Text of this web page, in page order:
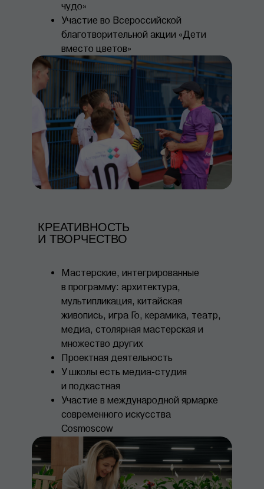
чудо»
Участие во Всероссийской
благотворительной акции «Дети
вместо цветов»
Мастерские, интегрированные
в программу: архитектура,
мультипликация, китайская
живопись, игра Го, керамика, театр,
медиа, столярная мастерская и
множество других
Проектная деятельность
У школы есть медиа-студия
и подкастная
Участие в международной ярмарке
современного искусства
Cosmoscow
КРЕАТИВНОСТЬ
И ТВОРЧЕСТВО